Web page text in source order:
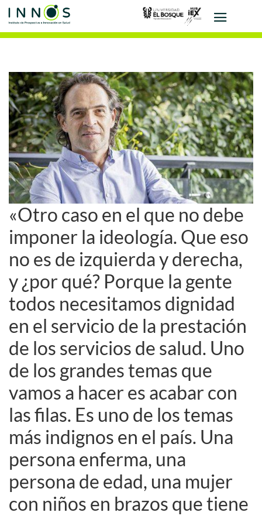
«Otro caso en el que no debe
imponer la ideología. Que eso
no es de izquierda y derecha,
y ¿por qué? Porque la gente
todos necesitamos dignidad
en el servicio de la prestación
de los servicios de salud. Uno
de los grandes temas que
vamos a hacer es acabar con
las filas. Es uno de los temas
más indignos en el país. Una
persona enferma, una
persona de edad, una mujer
con niños en brazos que tiene